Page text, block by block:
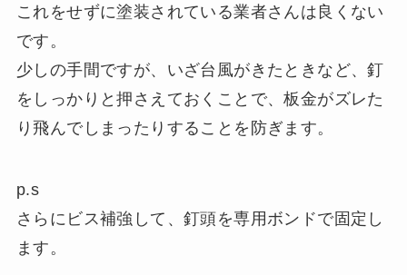
これをせずに塗装されている業者さんは良くない
です。
少しの手間ですが、いざ台風がきたときなど、釘
をしっかりと押さえておくことで、板金がズレた
り飛んでしまったりすることを防ぎます。
p.s
さらにビス補強して、釘頭を専用ボンドで固定し
ます。